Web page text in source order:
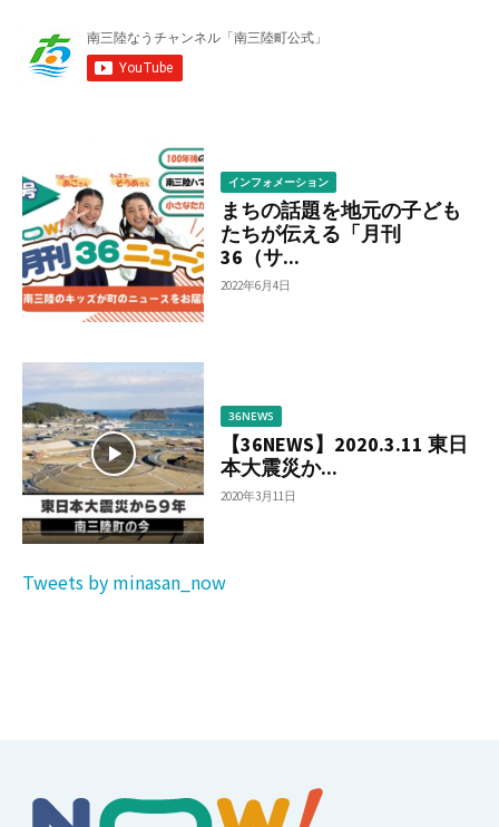
ら
調
インフォメーション
まちの話題を地元の子ども
たちが伝える「月刊
36（サ...
2022年6月4日
36NEWS
【36NEWS】2020.3.11 東日
本大震災か...
2020年3月11日
Tweets by minasan_now